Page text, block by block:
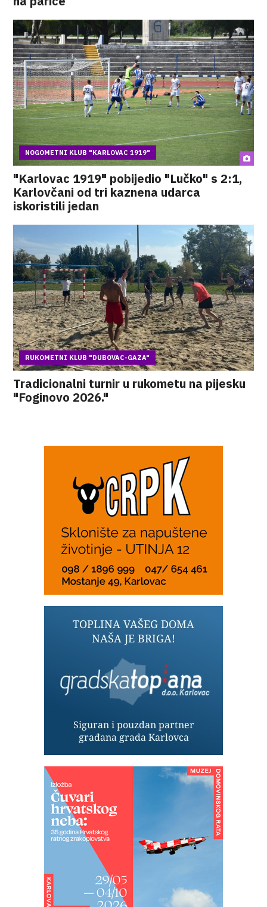
NOGOMETNI KLUB "KARLOVAC 1919"
"Karlovac 1919" pobijedio "Lučko" s 2:1,
Karlovčani od tri kaznena udarca
iskoristili jedan
RUKOMETNI KLUB "DUBOVAC-GAZA"
Tradicionalni turnir u rukometu na pijesku
"Foginovo 2026."